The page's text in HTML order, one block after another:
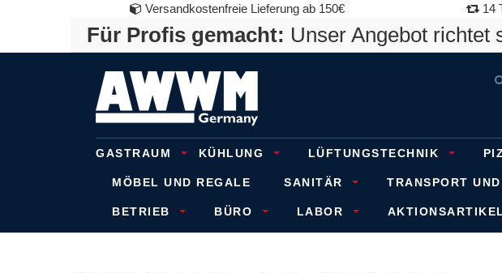
Versandkostenfreie Lieferung ab 150€ 14
Für Profis gemacht: Unser Angebot richtet
GASTRAUM KÜHLUNG LÜFTUNGSTECHNIK
MÖBEL UND REGALE SANITÄR TRANSPORT
BETRIEB BÜRO LABOR AKTIONSARTIKEL